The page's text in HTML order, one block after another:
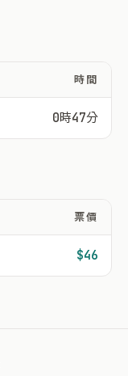
時間
0時47分
票價
$46